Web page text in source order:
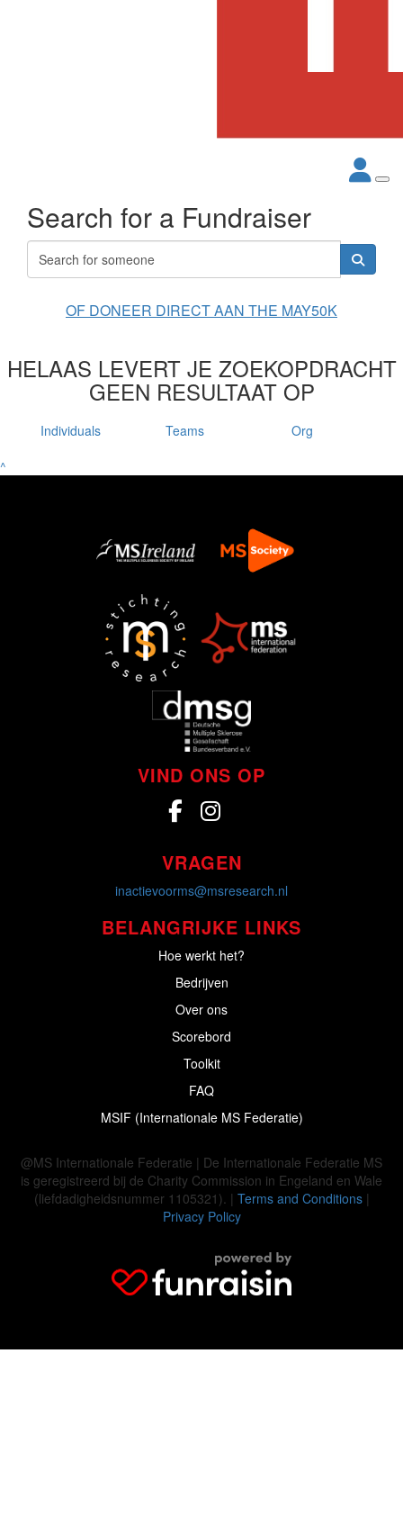
Search for a Fundraiser
OF DONEER DIRECT AAN THE MAY50K
HELAAS LEVERT JE ZOEKOPDRACHT
GEEN RESULTAAT OP
Individuals Teams
Org
^
VIND ONS OP
VRAGEN
inactievoorms@msresearch.nl
BELANGRIJKE LINKS
Hoe werkt het?
Bedrijven
Over ons
Scorebord
Toolkit
FAQ
MSIF (Internationale MS Federatie)
@MS Internationale Federatie | De Internationale Federatie MS
is geregistreerd bij de Charity Commission in Engeland en Wale
(liefdadigheidsnummer 1105321). | Terms and Conditions|
Privacy Policy